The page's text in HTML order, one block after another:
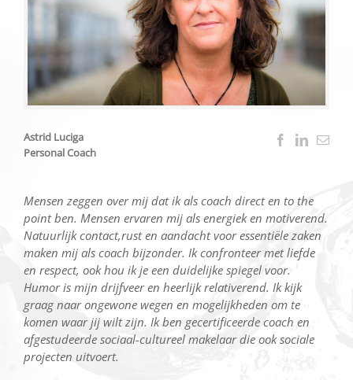
Astrid Luciga
Personal Coach
Mensen zeggen over mij dat ik als coach direct en to the
point ben. Mensen ervaren mij als energiek en motiverend.
Natuurlijk contact,rust en aandacht voor essentiële zaken
maken mij als coach bijzonder. Ik confronteer met liefde
en respect, ook hou ik je een duidelijke spiegel voor.
Humor is mijn drijfveer en heerlijk relativerend. Ik kijk
graag naar ongewone wegen en mogelijkheden om te
komen waar jij wilt zijn. Ik ben gecertificeerde coach en
afgestudeerde sociaal-cultureel makelaar die ook sociale
projecten uitvoert.